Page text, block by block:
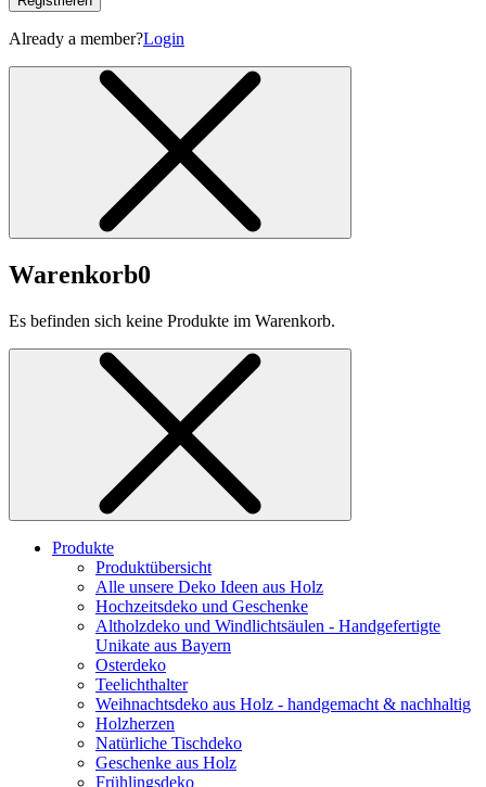
Already a member?Login
Warenkorb0
Es befinden sich keine Produkte im Warenkorb.
Produkte
Produktübersicht
Alle unsere Deko Ideen aus Holz
Hochzeitsdeko und Geschenke
Altholzdeko und Windlichtsäulen - Handgefertigte
Unikate aus Bayern
Osterdeko
Teelichthalter
Weihnachts­deko aus Holz - handgemacht & nachhaltig
Holzherzen
Natürliche Tischdeko
Geschenke aus Holz
Frühlingsdeko